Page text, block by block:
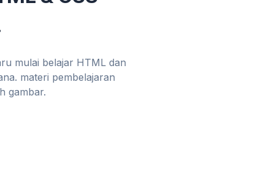
mulai belajar HTML dan
materi pembelajaran
gambar.